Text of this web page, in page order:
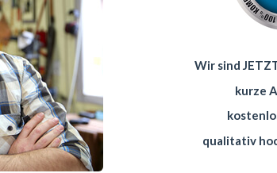
Wir sind
kurze
qualitativ